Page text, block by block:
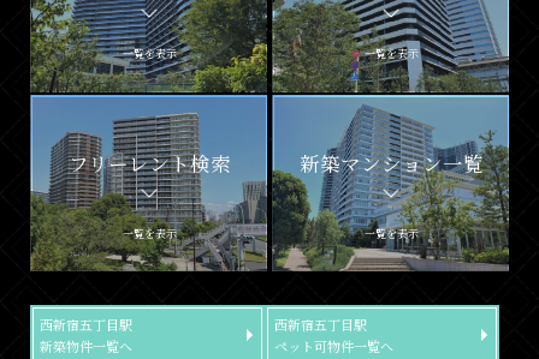
一覧を表示 一覧を表示
フリーレント検索
一覧を表示
新築マンション一覧
一覧を表示
西新宿五丁目駅
新築物件一覧へ
西新宿五丁目駅
ペット可物件一覧へ